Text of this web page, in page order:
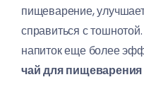
пищеварение,
справиться с
напиток еще более
чай для пищеварения